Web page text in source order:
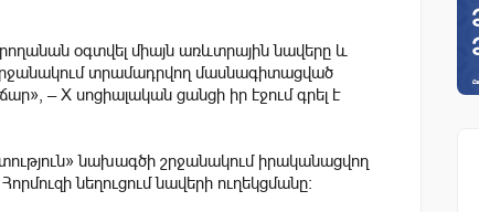
օգտվել միայն առևտրային նավերը և
տրամադրվող մասնագիտացված
– X սոցիալական ցանցի իր էջում գրել է
նախագծի շրջանակում իրականացվող
նեղուցում նավերի ուղեկցմանը։